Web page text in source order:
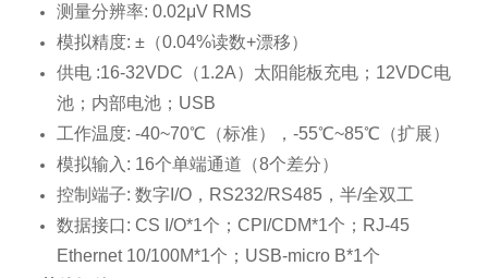
测量分辨率: 0.02μV RMS
模拟精度: ±（0.04%读数+漂移）
供电 :16-32VDC（1.2A）太阳能板充电；12VDC电
池；内部电池；USB
工作温度: -40~70℃（标准），-55℃~85℃（扩展）
模拟输入: 16个单端通道（8个差分）
控制端子: 数字I/O，RS232/RS485，半/全双工
数据接口: CS I/O*1个；CPI/CDM*1个；RJ-45
Ethernet 10/100M*1个；USB-micro B*1个